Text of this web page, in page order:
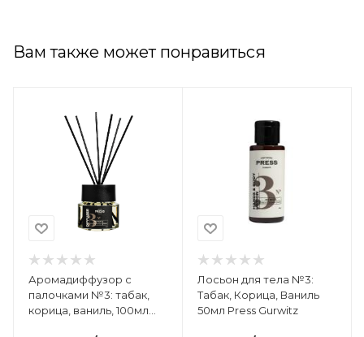
Вам также может понравиться
Аромадиффузор с
палочками №3: табак,
корица, ваниль, 100мл
Лосьон для тела №3:
Табак, Корица, Ваниль
50мл Press Gurwitz